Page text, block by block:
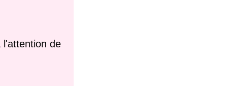
l'attention de